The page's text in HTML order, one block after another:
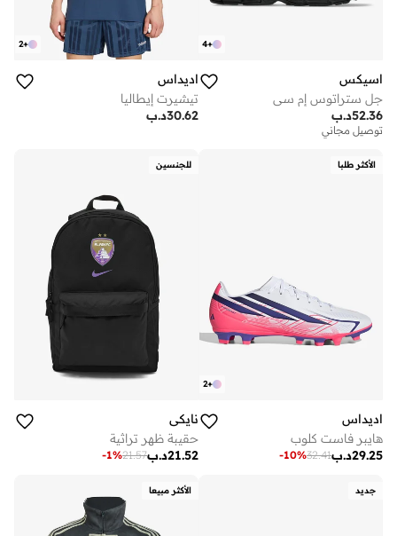
+
4
اسيكس
جل ستراتوس إم سي
د.ب52.36
توصيل مجاني
+
2
اديداس
تيشيرت إيطاليا
د.ب30.62
الأكثر طلبا
+
2
اديداس
هايبر فاست كلوب
د.ب29.25
32.41
-10%
للجنسين
نايكي
حقيبة ظهر تراثية
د.ب21.52
21.57
-1%
جديد الأكثر مبيعا